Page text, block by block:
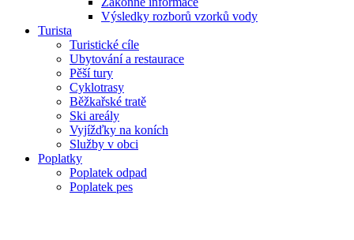
Výsledky rozborů vzorků vody
Turista
Turistické cíle
Ubytování a restaurace
Pěší tury
Cyklotrasy
Běžkařské tratě
Ski areály
Vyjížďky na koních
Služby v obci
Poplatky
Poplatek odpad
Poplatek pes